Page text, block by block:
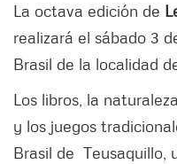
La octava edición de
realizará el sábado 3
Brasil de la localidad
Los libros, la
y los juegos
Brasil de Teusaquillo,